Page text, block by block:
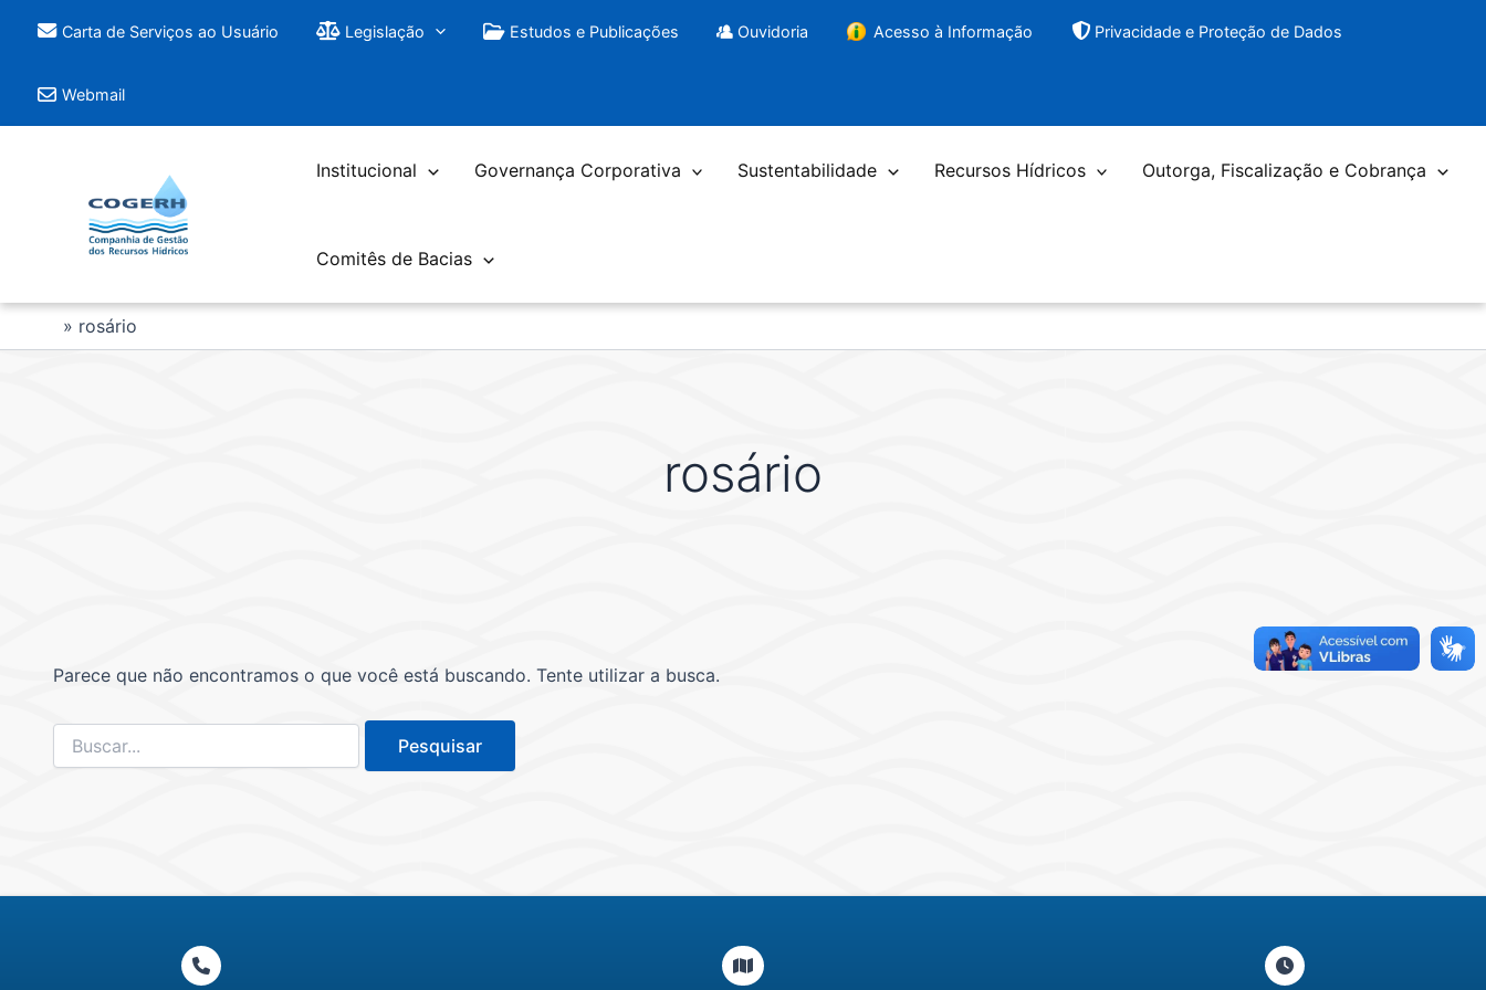
conteúdo
Carta de Serviços ao Usuário Legislação Estudos e Publicações Ouvidoria Acesso à Informação Privacidade e Proteção de Dados
Webmail
Institucional Governança Corporativa Sustentabilidade Recursos Hídricos Outorga, Fiscalização e Cobrança
Comitês de Bacias
rosário
rosário
Parece que não encontramos o que você está buscando. Tente utilizar a busca.
Pesquisar
por: